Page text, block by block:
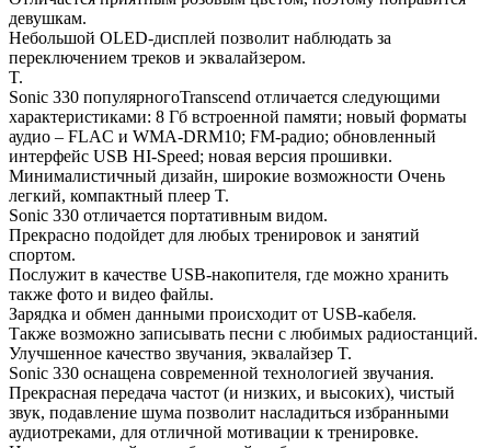
девушкам.
Небольшой OLED-дисплей позволит наблюдать за
переключением треков и эквалайзером.
T.
Sonic 330 популярногоTranscend отличается следующими
характеристиками: 8 Гб встроенной памяти; новый форматы
аудио – FLAC и WMA-DRM10; FM-радио; обновленный
интерфейс USB HI-Speed; новая версия прошивки.
Минималистичный дизайн, широкие возможности Очень
легкий, компактный плеер T.
Sonic 330 отличается портативным видом.
Прекрасно подойдет для любых тренировок и занятий
спортом.
Послужит в качестве USB-накопителя, где можно хранить
также фото и видео файлы.
Зарядка и обмен данными происходит от USB-кабеля.
Также возможно записывать песни с любимых радиостанций.
Улучшенное качество звучания, эквалайзер T.
Sonic 330 оснащена современной технологией звучания.
Прекрасная передача частот (и низких, и высоких), чистый
звук, подавление шума позволит насладиться избранными
аудиотреками, для отличной мотивации к тренировке.